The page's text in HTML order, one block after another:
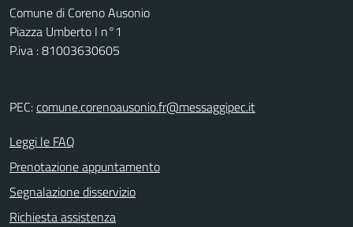
Comune di Coreno Ausonio
Piazza Umberto I n°1
P.iva : 81003630605
PEC:comune.corenoausonio.fr@messaggipec.it
Leggi le FAQ
Prenotazione appuntamento
Segnalazione disservizio
Richiesta assistenza